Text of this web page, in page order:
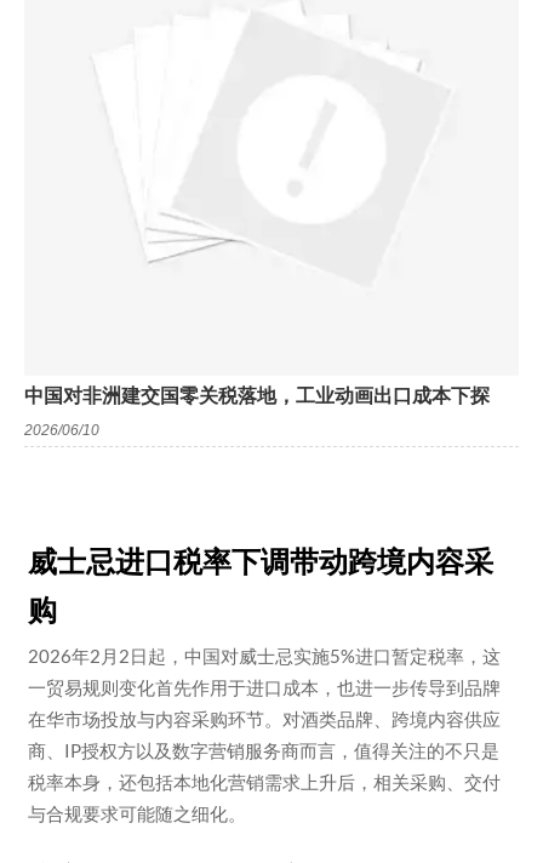
中国对非洲建交国零关税落地，工业动画出口成本下探
2026/06/10
威士忌进口税率下调带动跨境内容采
购
2026年2月2日起，中国对威士忌实施5%进口暂定税率，这
一贸易规则变化首先作用于进口成本，也进一步传导到品牌
在华市场投放与内容采购环节。对酒类品牌、跨境内容供应
商、IP授权方以及数字营销服务商而言，值得关注的不只是
税率本身，还包括本地化营销需求上升后，相关采购、交付
与合规要求可能随之细化。